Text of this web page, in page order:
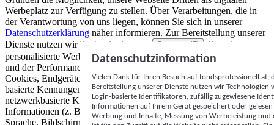
Werbeplatz zur Verfügung zu stellen. Über Verarbeitungen, die in
der Verantwortung von uns liegen, können Sie sich in unserer
Datenschutzerklärung näher informieren. Zur Bereitstellung unserer
Dienste nutzen wir Technologien von
Partnern (5)
. Zwecke:
personalisierte Werbung und Inhalte, Messung von Werbeleistung
und der Performance von Inhalten sowie Zielgruppenforschung.
Cookies, Endgeräte- oder ähnliche Online-Kennungen (z. B. login-
basierte Kennungen, zufällig generierte Kennungen,
netzwerkbasierte Kennungen) können zusammen mit anderen
Informationen (z. B. Browsertyp und Browserinformationen,
Sprache, Bildschirmgröße, unterstützte Technologien usw.) auf
Datenschutzinformation
Vielen Dank für Ihren Besuch auf
Bereitstellung unserer Dienste nutzen wir Technologien
Login-basierte Identifikatoren, zufällig zugewiesene
Informationen auf Ihrem Gerät gespeichert oder
Werbung und Inhalte, Messung von Werbeleistung